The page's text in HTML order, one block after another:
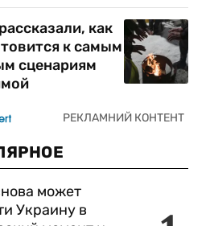
как
к самым
сценариям
может
Украину в